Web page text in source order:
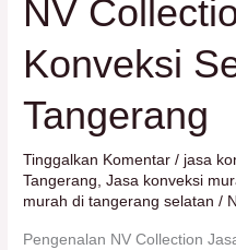
NV
Konveksi
Tangerang
Tinggalkan Komentar / jasa
Tangerang ,Jasa konveksi
murah di tangerang selatan /
Pengenalan NV Collection